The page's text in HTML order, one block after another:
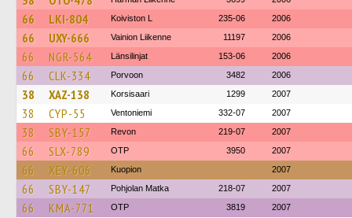
66 LKI-804 Koiviston L 235-06 2006
66 UXY-666 Vainion Liikenne 11197 2006
66 NGR-564 Länsilinjat 153-06 2006
66 CLK-334 Porvoon 3482 2006
38 XAZ-138 Korsisaari 1299 2007
38 CYP-55 Ventoniemi 332-07 2007
38 SBY-157 Revon 219-07 2007
66 SLX-789 OTP 3950 2007
66 XEY-606 Kuopion 2007
66 SBY-147 Pohjolan Matka 218-07 2007
66 KMA-771 OTP 3819 2007